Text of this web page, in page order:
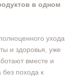
в одном
ухода
и здоровья, уже
вместе и
похода к